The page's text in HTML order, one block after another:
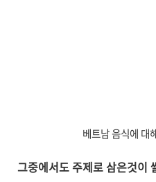
베트남 음식에 대
그중에서도 주제로 삼은것이